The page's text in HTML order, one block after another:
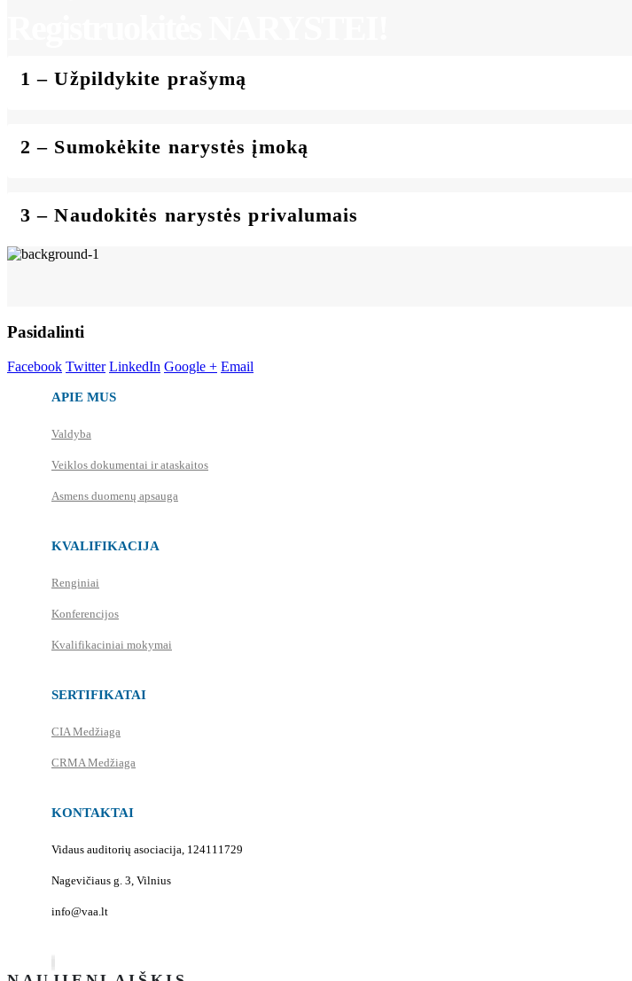
1 – Užpildykite prašymą
2 – Sumokėkite narystės įmoką
3 – Naudokitės narystės privalumais
Pasidalinti
Facebook Twitter LinkedIn Google + Email
APIE MUS
Valdyba
Veiklos dokumentai ir ataskaitos
Asmens duomenų apsauga
KVALIFIKACIJA
Renginiai
Konferencijos
Kvalifikaciniai mokymai
SERTIFIKATAI
CIA Medžiaga
CRMA Medžiaga
KONTAKTAI
Vidaus auditorių asociacija, 124111729
Nagevičiaus g. 3, Vilnius
info@vaa.lt